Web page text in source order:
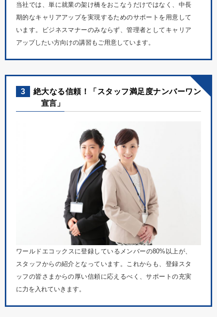
当社では、単に就業の架け橋をおこなうだけではなく、中長
期的なキャリアアップを実現するためのサポートを用意して
います。ビジネスマナーのみならず、管理者としてキャリア
アップしたい方向けの講習もご用意しています。
3
絶大なる信頼！「スタッフ満足度ナンバーワン
宣言」
ワールドエコックスに登録しているメンバーの80%以上が、
スタッフからの紹介となっています。これからも、登録スタ
ッフの皆さまからの厚い信頼に応えるべく、サポートの充実
に力を入れていきます。